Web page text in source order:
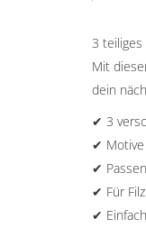
3 teiliges
Mit
dein
✔ 3
✔ Motive
✔
✔ Für
✔